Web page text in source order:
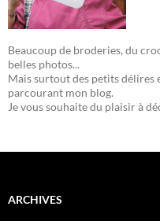
Beaucoup de broderies, du
belles photos...
Mais surtout des petits délires
parcourant mon blog.
Je vous souhaite du plaisir à
ARCHIVES